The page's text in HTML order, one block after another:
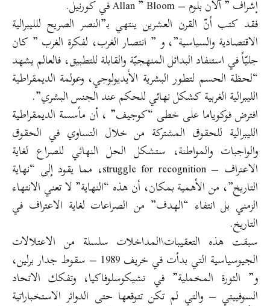
إشراف ” آلان بلوم – Allan ” Bloom في كورنيل.
فقد كتب أنّ القرن العشرين ينتهي بـ”النصر الصريح للليبرالية
الاقتصادية والسياسية”، و ” انتصار الغرب، لفكرة الغرب ” كان
جليّاً في استنفاد البدائل المنهجيّة والقابلة للتطبيق، فالعالم يشهد
“لحظة الحسم لتطور البشرية الأيديولوجي، وعولمة الديمقراطية
الليبرالية الغربية كشكل نهائي للحكم عند الجنس البشري”.
افترض فوكوياما على خطى “كوجيف” ، أن مأسسة الديمقراطية
الليبرالية للحقوق المشتركة من خلال التساوي في الحقوق
والواجبات والمواطنة، ستشكل الحل النهائي للصراع لغاية
الاعتراف – struggle for recognition، مما يقود إلى “نهاية
التاريخ”، من الأهمية بمكان، أن هذه “النهاية” لا تعني الانتهاء
الزمني بل انتفاء “الهدف” من الصراعات لغاية الاعتراف في
التاريخ.
سبقت هذه التعقيبات\المداخلات سلسلة من الاعتلالات
الجيوسياسية التي بدأت في خريف 1989 – سقوط جدار برلين،
و” الثورة المخملية” في تشيكوسلوفاكيا، وتفكك الاتحاد
السوفييتي – والتي لم تكن تتوقعها حتى الدوائر الاستخباراتية